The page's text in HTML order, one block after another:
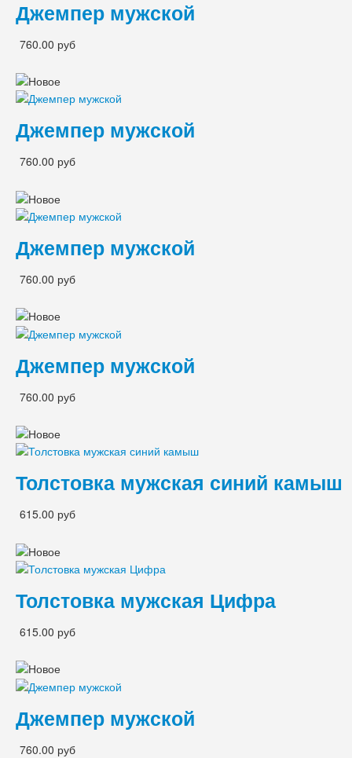
Джемпер мужской
760.00 руб
Джемпер мужской
760.00 руб
Джемпер мужской
760.00 руб
Джемпер мужской
760.00 руб
Толстовка мужская синий камыш
615.00 руб
Толстовка мужская Цифра
615.00 руб
Джемпер мужской
760.00 руб